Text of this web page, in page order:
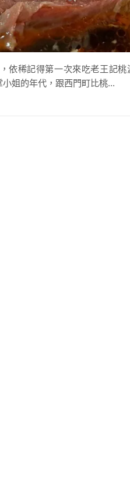
依稀記得第一次來吃老王記
姐的年代，跟西門町比桃...